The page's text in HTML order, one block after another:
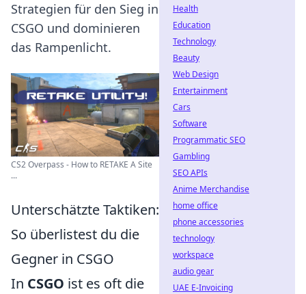
Strategien für den Sieg in
CSGO und dominieren
das Rampenlicht.
CS2 Overpass - How to RETAKE A Site
...
Unterschätzte Taktiken:
So überlistest du die
Gegner in CSGO
In CSGO ist es oft die
Health
Education
Technology
Beauty
Web Design
Entertainment
Cars
Software
Programmatic SEO
Gambling
SEO APIs
Anime Merchandise
home office
phone accessories
technology
workspace
audio gear
UAE E-Invoicing